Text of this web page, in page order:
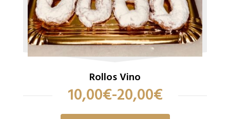
Rollos Vino
10,00€-20,00€